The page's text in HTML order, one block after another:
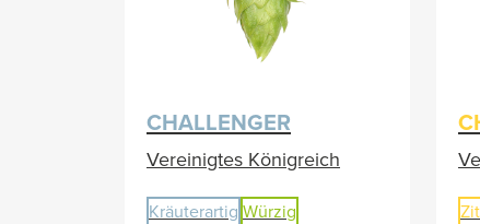
CHALLENGER
Vereinigtes Königreich
Kräuterartig Würzig